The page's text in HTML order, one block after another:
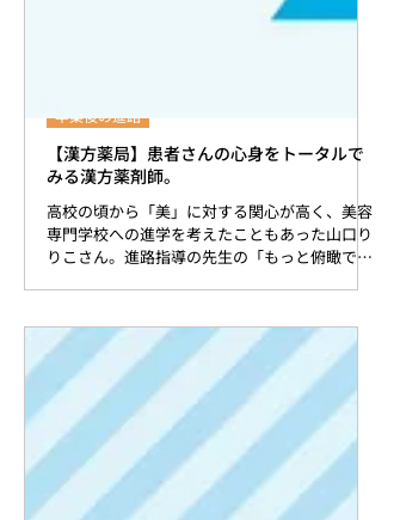
卒業後の進路
【漢方薬局】患者さんの心身をトータルで
みる漢方薬剤師。
高校の頃から「美」に対する関心が高く、美容
専門学校への進学を考えたこともあった山口り
りこさん。進路指導の先生の「もっと俯瞰で美
容や健康を捉えることができるよう、薬学部で